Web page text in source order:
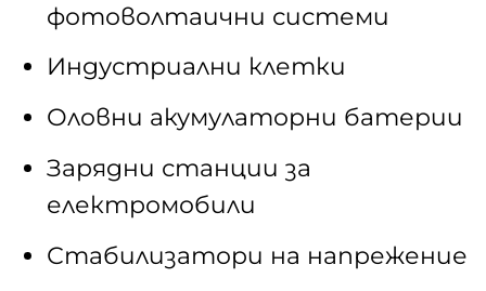
фотоволтаични системи
Индустриални клетки
Оловни акумулаторни батерии
Зарядни станции за
електромобили
Стабилизатори на напрежение